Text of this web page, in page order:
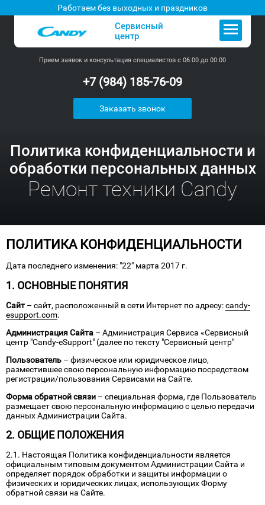
Работаем без выходных и праздников
Сервисный
центр
Прием заявок и консультация специалистов с 06:00 до 00:00
+7 (984) 185-76-09
Заказать звонок
Политика конфиденциальности и
обработки персональных данных
Ремонт техники Candy
ПОЛИТИКА КОНФИДЕНЦИАЛЬНОСТИ
Дата последнего изменения: "22" марта 2017 г.
1. ОСНОВНЫЕ ПОНЯТИЯ
Сайт – сайт, расположенный в сети Интернет по адресу:candy-
esupport.com.
Администрация Сайта – Администрация Сервиса «Сервисный
центр "Candy-eSupport" (далее по тексту "Сервисный центр"
Пользователь – физическое или юридическое лицо,
разместившее свою персональную информацию посредством
регистрации/пользования Сервисами на Сайте.
Форма обратной связи – специальная форма, где Пользователь
размещает свою персональную информацию с целью передачи
данных Администрации Сайта.
2. ОБЩИЕ ПОЛОЖЕНИЯ
2.1. Настоящая Политика конфиденциальности является
официальным типовым документом Администрации Сайта и
определяет порядок обработки и защиты информации о
физических и юридических лицах, использующих Форму
обратной связи на Сайте.